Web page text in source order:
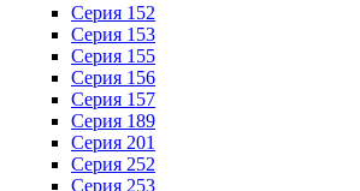
Серия 152
Серия 153
Серия 155
Серия 156
Серия 157
Серия 189
Серия 201
Серия 252
Серия 253